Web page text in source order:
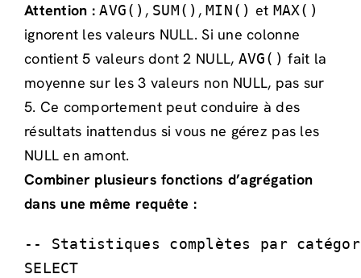
Attention : AVG() , SUM() ,MIN() et MAX()
ignorent les valeurs NULL. Si une colonne
contient 5 valeurs dont 2 NULL, AVG() fait la
moyenne sur les 3 valeurs non NULL, pas sur
5. Ce comportement peut conduire à des
résultats inattendus si vous ne gérez pas les
NULL en amont.
Combiner plusieurs fonctions d’agrégation
dans une même requête :
-- Statistiques complètes par
SELECT